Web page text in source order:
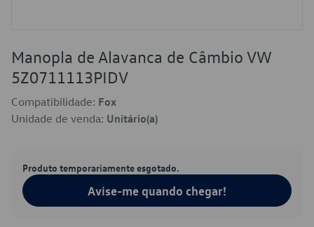
Manopla de Alavanca de Câmbio VW
5Z0711113PIDV
Compatibilidade: Fox
Unidade de venda: Unitário(a)
Produto temporariamente esgotado.
Avise-me quando chegar!